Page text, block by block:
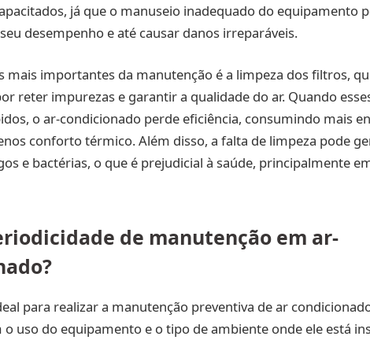
já que o manuseio inadequado do equipamento
desempenho e até causar danos irreparáveis.
mais importantes da manutenção é a limpeza dos filtros,
reter impurezas e garantir a qualidade do ar. Quando
o ar-condicionado perde eficiência, consumindo mais
conforto térmico. Além disso, a falta de limpeza pode
e bactérias, o que é prejudicial à saúde, principalmente
de manutenção em ar-
para realizar a manutenção preventiva de ar
o uso do equipamento e o tipo de ambiente onde ele está